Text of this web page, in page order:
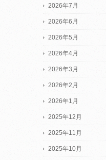
2026年7月
2026年6月
2026年5月
2026年4月
2026年3月
2026年2月
2026年1月
2025年12月
2025年11月
2025年10月